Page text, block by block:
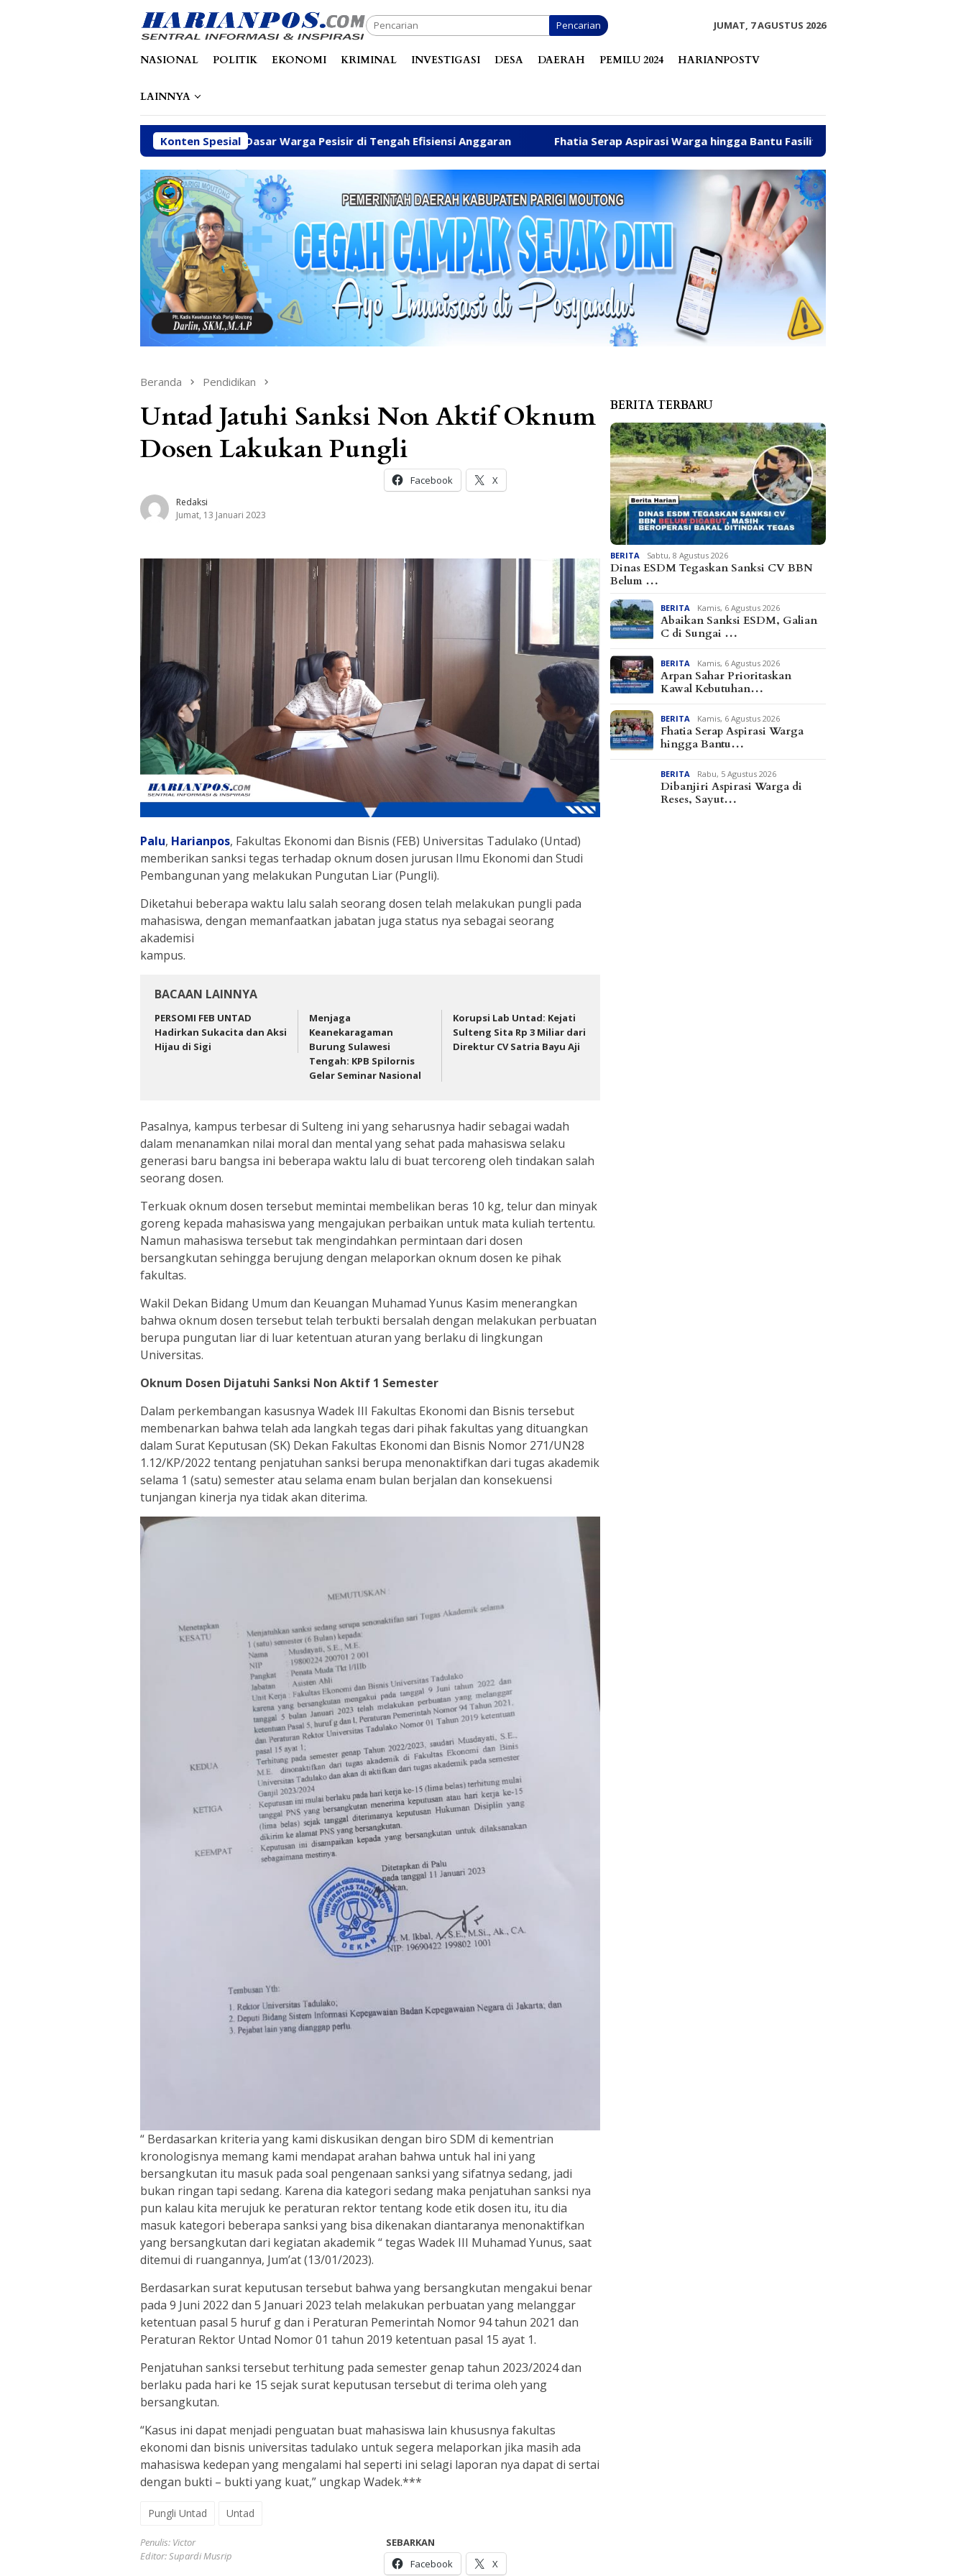
Pencarian JUMAT, 7 AGUSTUS 2026
NASIONAL POLITIK EKONOMI KRIMINAL INVESTIGASI DESA DAERAH PEMILU 2024 HARIANPOSTV
LAINNYA
Konten Spesial
Kawal Kebutuhan Dasar Warga Pesisir di Tengah Efisiensi Anggaran Fhatia Serap Aspirasi Warga hingga Bantu Fasilitas Tempat Ibadah Pakai Dana Pribadi
Beranda Pendidikan
Untad Jatuhi Sanksi Non Aktif Oknum
Dosen Lakukan Pungli
Redaksi
Jumat, 13 Januari 2023
Facebook X
Palu, Harianpos, Fakultas Ekonomi dan Bisnis (FEB) Universitas Tadulako (Untad)
memberikan sanksi tegas terhadap oknum dosen jurusan Ilmu Ekonomi dan Studi
Pembangunan yang melakukan Pungutan Liar (Pungli).
Diketahui beberapa waktu lalu salah seorang dosen telah melakukan pungli pada
mahasiswa, dengan memanfaatkan jabatan juga status nya sebagai seorang
akademisi
kampus.
BACAAN LAINNYA
PERSOMI FEB UNTAD
Hadirkan Sukacita dan Aksi
Hijau di Sigi
Menjaga
Keanekaragaman
Burung Sulawesi
Tengah: KPB Spilornis
Gelar Seminar Nasional
Korupsi Lab Untad: Kejati
Sulteng Sita Rp 3 Miliar dari
Direktur CV Satria Bayu Aji
Pasalnya, kampus terbesar di Sulteng ini yang seharusnya hadir sebagai wadah
dalam menanamkan nilai moral dan mental yang sehat pada mahasiswa selaku
generasi baru bangsa ini beberapa waktu lalu di buat tercoreng oleh tindakan salah
seorang dosen.
Terkuak oknum dosen tersebut memintai membelikan beras 10 kg, telur dan minyak
goreng kepada mahasiswa yang mengajukan perbaikan untuk mata kuliah tertentu.
Namun mahasiswa tersebut tak mengindahkan permintaan dari dosen
bersangkutan sehingga berujung dengan melaporkan oknum dosen ke pihak
fakultas.
Wakil Dekan Bidang Umum dan Keuangan Muhamad Yunus Kasim menerangkan
bahwa oknum dosen tersebut telah terbukti bersalah dengan melakukan perbuatan
berupa pungutan liar di luar ketentuan aturan yang berlaku di lingkungan
Universitas.
Oknum Dosen Dijatuhi Sanksi Non Aktif 1 Semester
Dalam perkembangan kasusnya Wadek III Fakultas Ekonomi dan Bisnis tersebut
membenarkan bahwa telah ada langkah tegas dari pihak fakultas yang dituangkan
dalam Surat Keputusan (SK) Dekan Fakultas Ekonomi dan Bisnis Nomor 271/UN28
1.12/KP/2022 tentang penjatuhan sanksi berupa menonaktifkan dari tugas akademik
selama 1 (satu) semester atau selama enam bulan berjalan dan konsekuensi
tunjangan kinerja nya tidak akan diterima.
“ Berdasarkan kriteria yang kami diskusikan dengan biro SDM di kementrian
kronologisnya memang kami mendapat arahan bahwa untuk hal ini yang
bersangkutan itu masuk pada soal pengenaan sanksi yang sifatnya sedang, jadi
bukan ringan tapi sedang. Karena dia kategori sedang maka penjatuhan sanksi nya
pun kalau kita merujuk ke peraturan rektor tentang kode etik dosen itu, itu dia
masuk kategori beberapa sanksi yang bisa dikenakan diantaranya menonaktifkan
yang bersangkutan dari kegiatan akademik “ tegas Wadek III Muhamad Yunus, saat
ditemui di ruangannya, Jum’at (13/01/2023).
Berdasarkan surat keputusan tersebut bahwa yang bersangkutan mengakui benar
pada 9 Juni 2022 dan 5 Januari 2023 telah melakukan perbuatan yang melanggar
ketentuan pasal 5 huruf g dan i Peraturan Pemerintah Nomor 94 tahun 2021 dan
Peraturan Rektor Untad Nomor 01 tahun 2019 ketentuan pasal 15 ayat 1.
Penjatuhan sanksi tersebut terhitung pada semester genap tahun 2023/2024 dan
berlaku pada hari ke 15 sejak surat keputusan tersebut di terima oleh yang
bersangkutan.
“Kasus ini dapat menjadi penguatan buat mahasiswa lain khususnya fakultas
ekonomi dan bisnis universitas tadulako untuk segera melaporkan jika masih ada
mahasiswa kedepan yang mengalami hal seperti ini selagi laporan nya dapat di sertai
dengan bukti – bukti yang kuat,” ungkap Wadek.***
Pungli Untad Untad
Penulis: Victor
Editor: Supardi Musrip
SEBARKAN
Facebook
X
BERITA TERBARU
BERITA Sabtu, 8 Agustus 2026
Dinas ESDM Tegaskan Sanksi CV BBN
Belum …
BERITA Kamis, 6 Agustus 2026
Abaikan Sanksi ESDM, Galian
C di Sungai …
BERITA Kamis, 6 Agustus 2026
Arpan Sahar Prioritaskan
Kawal Kebutuhan…
BERITA Kamis, 6 Agustus 2026
Fhatia Serap Aspirasi Warga
hingga Bantu…
BERITA Rabu, 5 Agustus 2026
Dibanjiri Aspirasi Warga di
Reses, Sayut…